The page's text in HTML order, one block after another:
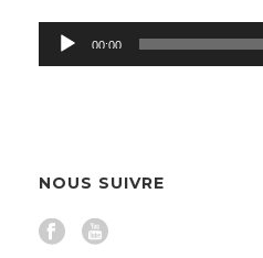
Lecteur
audio
00:00
NOUS SUIVRE